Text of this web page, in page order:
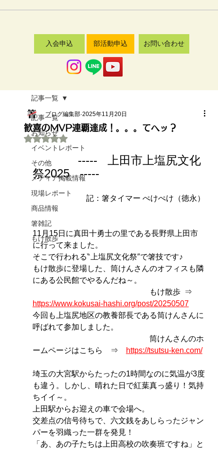
お問い合わせ
部活動申込
入会申込
記事一覧
お知らせ
イベントレポート
その他
メディア掲載情報
現場レポート
商品情報
箸雑記
もけ散歩
記事一覧
歓喜のMVP連覇達成！。。。てへッ？
ブログ編集部 2025年11月20日
5つ星のうちNaNと評価されています。
   -----   上田市上塩尻文化
祭2025   -----
記：箸タイマー ぺけぺけ（徳永）
11月15日に真田十勇士の里である長野県上田市
に行って来ました。
そこで行われる‶上塩尻文化祭″で箸技です♪
もけ散歩に登場した、筒けんさんのオフィスも隣
にある公民館でやるんだね～。
もけ散歩  ⇒
https://www.kokusai-hashi.org/post/20250507
今回も上塩尻地区の教養部長である筒けんさんに
呼ばれて参加しました。
筒けんさんのホ
ームページはこちら　⇒
https://tsutsu-ken.com/
埼玉の大宮駅からたったの1時間なのに気温が3度
も違う。しかし、晴れた日で紅葉真っ盛り！気持
ちイイ～。
上田駅からお迎えの車で会場へ。
交差点の信号待ちで、六文銭をあしらったジャン
パーを羽織った一群を発見！
「あ、あの子たちは上田高校の吹奏班ですね」と